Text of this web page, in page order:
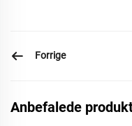
Forrige
Anbefalede